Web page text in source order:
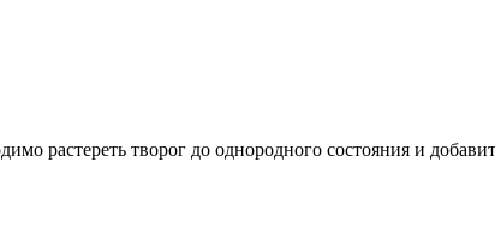
растереть творог до однородного состояния и